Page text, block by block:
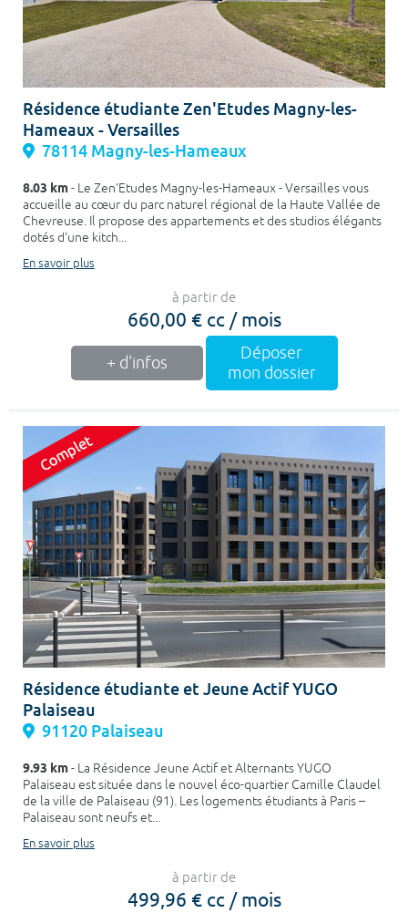
Résidence étudiante Zen'Etudes Magny-les-
Hameaux - Versailles
78114 Magny-les-Hameaux
8.03 km- Le Zen'Etudes Magny-les-Hameaux - Versailles vous
accueille au cœur du parc naturel régional de la Haute Vallée de
Chevreuse. Il propose des appartements et des studios élégants
dotés d'une kitch...
En savoir plus
à partir de
660,00 € cc / mois
+ d'infos
Déposer
mon dossier
Résidence étudiante et Jeune Actif YUGO
Palaiseau
91120 Palaiseau
9.93 km- La Résidence Jeune Actif et Alternants YUGO
Palaiseau est située dans le nouvel éco-quartier Camille Claudel
de la ville de Palaiseau (91). Les logements étudiants à Paris –
Palaiseau sont neufs et...
En savoir plus
à partir de
499,96 € cc / mois